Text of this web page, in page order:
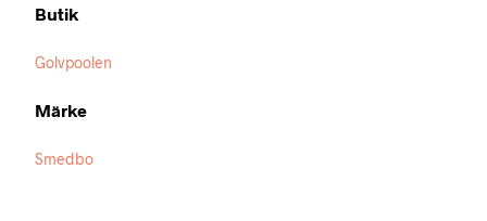
Butik
Golvpoolen
Märke
Smedbo